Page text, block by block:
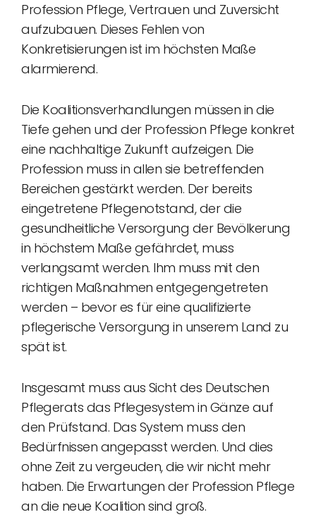
Profession Pflege, Vertrauen und Zuversicht
aufzubauen. Dieses Fehlen von
Konkretisierungen ist im höchsten Maße
alarmierend.
Die Koalitionsverhandlungen müssen in die
Tiefe gehen und der Profession Pflege konkret
eine nachhaltige Zukunft aufzeigen. Die
Profession muss in allen sie betreffenden
Bereichen gestärkt werden. Der bereits
eingetretene Pflegenotstand, der die
gesundheitliche Versorgung der Bevölkerung
in höchstem Maße gefährdet, muss
verlangsamt werden. Ihm muss mit den
richtigen Maßnahmen entgegengetreten
werden – bevor es für eine qualifizierte
pflegerische Versorgung in unserem Land zu
spät ist.
Insgesamt muss aus Sicht des Deutschen
Pflegerats das Pflegesystem in Gänze auf
den Prüfstand. Das System muss den
Bedürfnissen angepasst werden. Und dies
ohne Zeit zu vergeuden, die wir nicht mehr
haben. Die Erwartungen der Profession Pflege
an die neue Koalition sind groß.